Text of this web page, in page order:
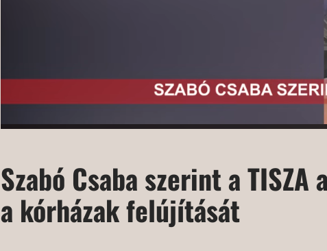
Szabó Csaba szerint a TISZA
a kórházak felújítását